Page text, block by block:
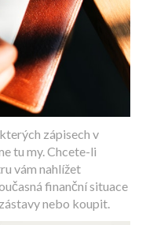
zápisech v
tu my. Chcete-li
vám nahlížet
finanční situace
nebo koupit.